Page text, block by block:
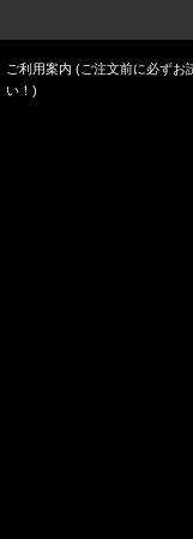
ご利用案内 (ご注文前に必ずお
い！)